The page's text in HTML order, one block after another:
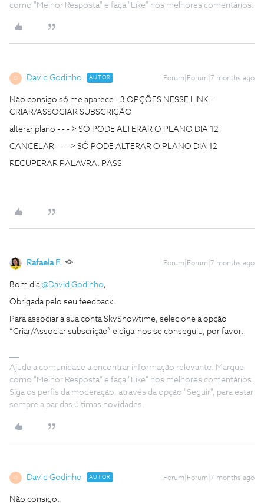
como "Melhor Resposta" e faça "Like" nos melhores comentários.
D David Godinho AUTOR Forum|Forum|7 months ago
Não consigo só me aparece - 3 OPÇÕES NESSE LINK -
CRIAR/ASSOCIAR SUBSCRIÇÃO
alterar plano - - - > SÓ PODE ALTERAR O PLANO DIA 12
CANCELAR - - - > SÓ PODE ALTERAR O PLANO DIA 12
RECUPERAR PALAVRA. PASS
Rafaela F. Forum|Forum|7 months ago
Bom dia ​@David Godinho,
Obrigada pelo seu feedback.
Para associar a sua conta SkyShowtime, selecione a opção
“Criar/Associar subscrição” e diga-nos se conseguiu, por favor.
Ajude a comunidade a encontrar informação relevante. Marque
como "Melhor Resposta" e faça "Like" nos melhores comentários.
Siga os perfis da moderação, através da opção "Seguir", para estar
sempre a par das últimas novidades.
D David Godinho AUTOR Forum|Forum|7 months ago
Não consigo.